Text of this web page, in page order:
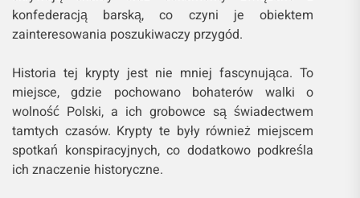
konfederacją barską, co czyni je obiektem
zainteresowania poszukiwaczy przygód.
Historia tej krypty jest nie mniej fascynująca. To
miejsce, gdzie pochowano bohaterów walki o
wolność Polski, a ich grobowce są świadectwem
tamtych czasów. Krypty te były również miejscem
spotkań konspiracyjnych, co dodatkowo podkreśla
ich znaczenie historyczne.